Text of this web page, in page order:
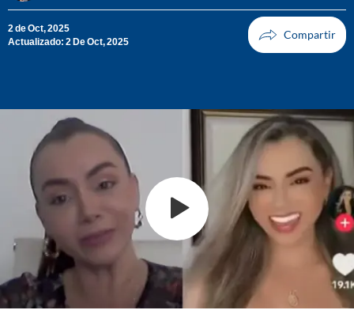
2 de Oct, 2025
Actualizado: 2 De Oct, 2025